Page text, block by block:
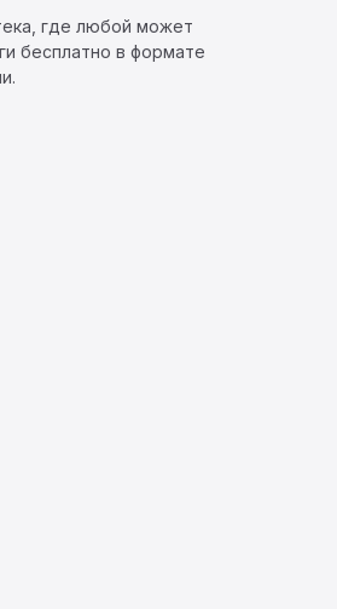
где любой может
бесплатно в формате